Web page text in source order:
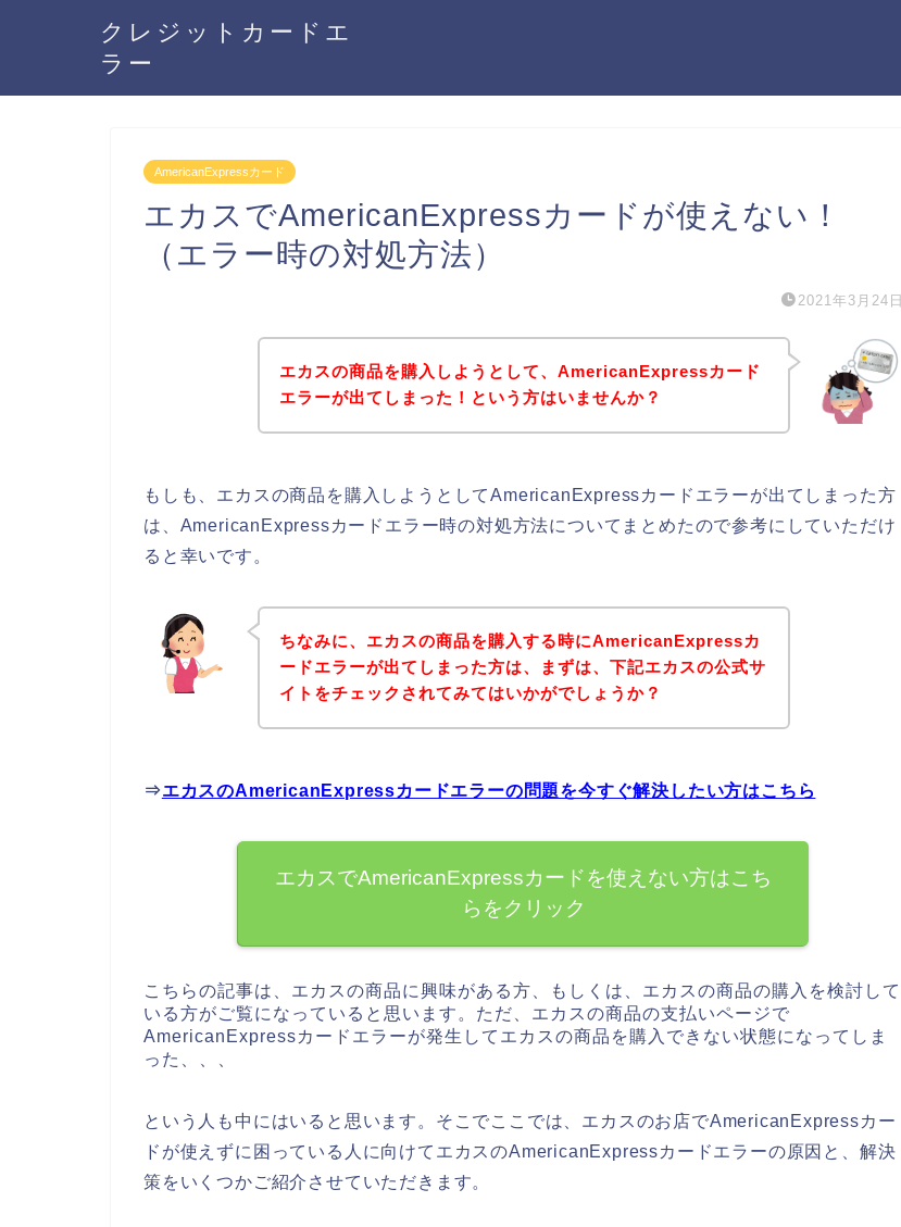
クレジットカードエ
ラー
AmericanExpressカード
エカスでAmericanExpressカードが使えない！
（エラー時の対処方法）
2021年3月24日
エカスの商品を購入しようとして、AmericanExpressカード
エラーが出てしまった！という方はいませんか？
もしも、エカスの商品を購入しようとしてAmericanExpressカードエラーが出てしまった方
は、AmericanExpressカードエラー時の対処方法についてまとめたので参考にしていただけ
ると幸いです。
ちなみに、エカスの商品を購入する時にAmericanExpressカ
ードエラーが出てしまった方は、まずは、下記エカスの公式サ
イトをチェックされてみてはいかがでしょうか？
⇒エカスのAmericanExpressカードエラーの問題を今すぐ解決したい方はこちら
エカスでAmericanExpressカードを使えない方はこち
らをクリック
こちらの記事は、エカスの商品に興味がある方、もしくは、エカスの商品の購入を検討して
いる方がご覧になっていると思います。ただ、エカスの商品の支払いページで
AmericanExpressカードエラーが発生してエカスの商品を購入できない状態になってしま
った、、、
という人も中にはいると思います。そこでここでは、エカスのお店でAmericanExpressカー
ドが使えずに困っている人に向けてエカスのAmericanExpressカードエラーの原因と、解決
策をいくつかご紹介させていただきます。